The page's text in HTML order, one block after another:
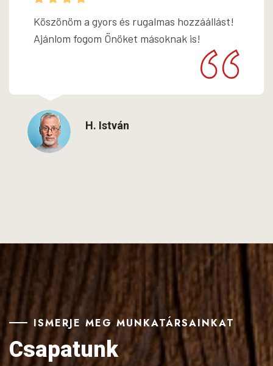
Köszönöm a gyors és rugalmas hozzáállást!
Ajánlom fogom Önöket másoknak is!
H. István
ISMERJE MEG MUNKATÁRSAINKAT
Csapatunk